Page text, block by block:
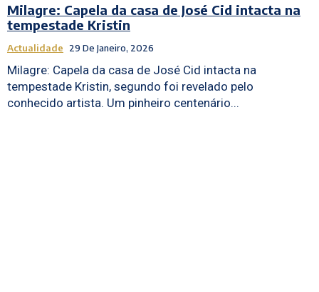
Milagre: Capela da casa de José Cid intacta na
tempestade Kristin
Actualidade 29 De Janeiro, 2026
Milagre: Capela da casa de José Cid intacta na
tempestade Kristin, segundo foi revelado pelo
conhecido artista. Um pinheiro centenário...